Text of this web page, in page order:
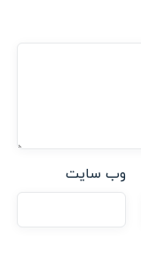
وب‌ سایت